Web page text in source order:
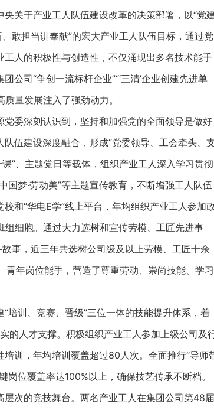
关于产业工人队伍建设改革的决策部署，以“党
敢担当讲奉献”的宏大产业工人队伍目标，通过党
人的积极性与创造性，不仅涌现出多名技术能手
公司“争创一流标杆企业”“‘三清’企业创建先进单
量发展注入了强劲动力。
党委深刻认识到，坚持和加强党的全面领导是做好
伍建设深度融合，形成“党委领导、工会牵头、
”、主题党日等载体，组织产业工人深入学习贯彻
梦·劳动美”等主题宣传教育，不断增强工人队伍
和“华电E学”线上平台，年均组织产业工人参加
细胞。通过大力选树和宣传劳模、工匠先进事
事，近三年共选树公司级及以上劳模、工匠十余
青年岗位能手，营造了尊重劳动、崇尚技能、学习
“培训、竞赛、晋级”三位一体的技能提升体系，着
的人才支撑。积极组织产业工人参加上级公司及
训，年均培训覆盖超过80人次。全面推行“导师
位覆盖率达100%以上，确保技艺传承不断档。
次的竞技舞台。两名产业工人在集团公司第48届